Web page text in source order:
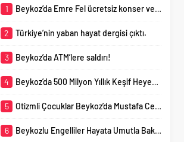
İstanbul’da konut sektöründeki
değerlendiren Yüksek
Mimar Mustafa Fatih
Demir,...
tip koronavirüs (Kovid-
çevrim içi olarak başladı.
tarafından bu yıl ikincisi
Sempozyumu 2020”...
1 Beykoz’da Emre Fel ücretsiz konser verecek
2 Türkiye’nin yaban hayat dergisi çıktı.
3 Beykoz’da ATM’lere saldırı!
4 Beykoz’da 500 Milyon Yıllık Keşif Heyecanı
5 Otizmli Çocuklar Beykoz’da Mustafa Ceceli Ve Atla Terapiyle Buluştu
6 Beykozlu Engelliler Hayata Umutla Bakıyor